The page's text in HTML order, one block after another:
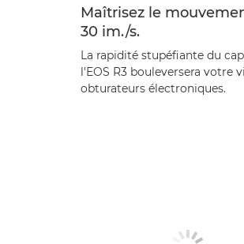
Maîtrisez le
30 im./s.
La rapidité stupéfiante du
l'EOS R3 bouleversera votre
obturateurs électroniques.